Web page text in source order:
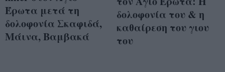
Έρωτα μετά τη
δολοφονία Σκαφιδά,
Μάινα, Βαμβακά
δολοφονία του & η
καθαίρεση του γιου
του